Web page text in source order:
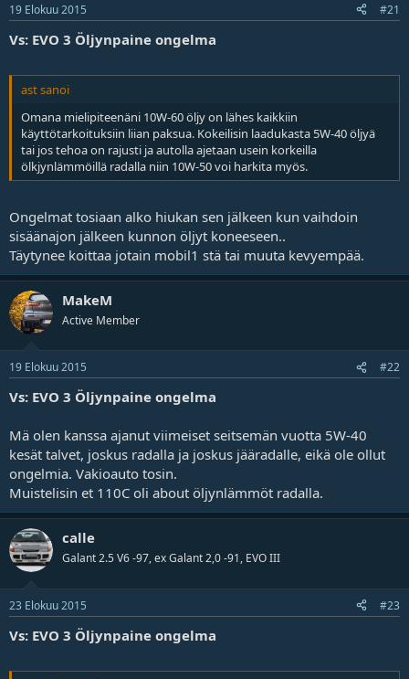
19 Elokuu 2015 #21
Vs: EVO 3 Öljynpaine ongelma
ast sanoi
Omana mielipiteenäni 10W-60 öljy on lähes kaikkiin
käyttötarkoituksiin liian paksua. Kokeilisin laadukasta 5W-40 öljyä
tai jos tehoa on rajusti ja autolla ajetaan usein korkeilla
ölkjynlämmöillä radalla niin 10W-50 voi harkita myös.
Ongelmat tosiaan alko hiukan sen jälkeen kun vaihdoin
sisäänajon jälkeen kunnon öljyt koneeseen..
Täytynee koittaa jotain mobil1 stä tai muuta kevyempää.
MakeM
Active Member
19 Elokuu 2015 #22
Vs: EVO 3 Öljynpaine ongelma
Mä olen kanssa ajanut viimeiset seitsemän vuotta 5W-40
kesät talvet, joskus radalla ja joskus jääradalle, eikä ole ollut
ongelmia. Vakioauto tosin.
Muistelisin et 110C oli about öljynlämmöt radalla.
calle
Galant 2.5 V6 -97, ex Galant 2,0 -91, EVO III
23 Elokuu 2015 #23
Vs: EVO 3 Öljynpaine ongelma